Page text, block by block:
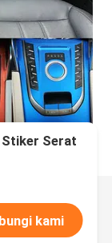
Stiker Serat
kami